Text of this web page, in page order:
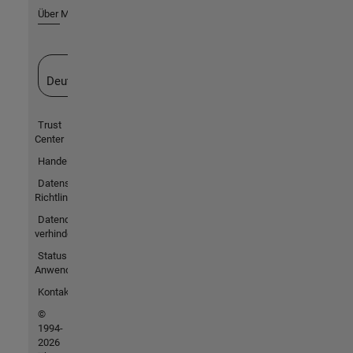
Über MathWorks
Deutschland
Trust
Center
Handelsmarken
Datenschutz-
Richtlinien
Datendiebstahl
verhindern
Status von
Anwendungen
Kontakt
©
1994-
2026